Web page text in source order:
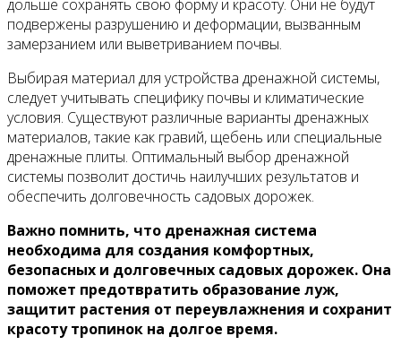
дольше сохранять свою форму и красоту. Они не будут
подвержены разрушению и деформации, вызванным
замерзанием или выветриванием почвы.
Выбирая материал для устройства дренажной системы,
следует учитывать специфику почвы и климатические
условия. Существуют различные варианты дренажных
материалов, такие как гравий, щебень или специальные
дренажные плиты. Оптимальный выбор дренажной
системы позволит достичь наилучших результатов и
обеспечить долговечность садовых дорожек.
Важно помнить, что дренажная система
необходима для создания комфортных,
безопасных и долговечных садовых дорожек. Она
поможет предотвратить образование луж,
защитит растения от переувлажнения и сохранит
красоту тропинок на долгое время.